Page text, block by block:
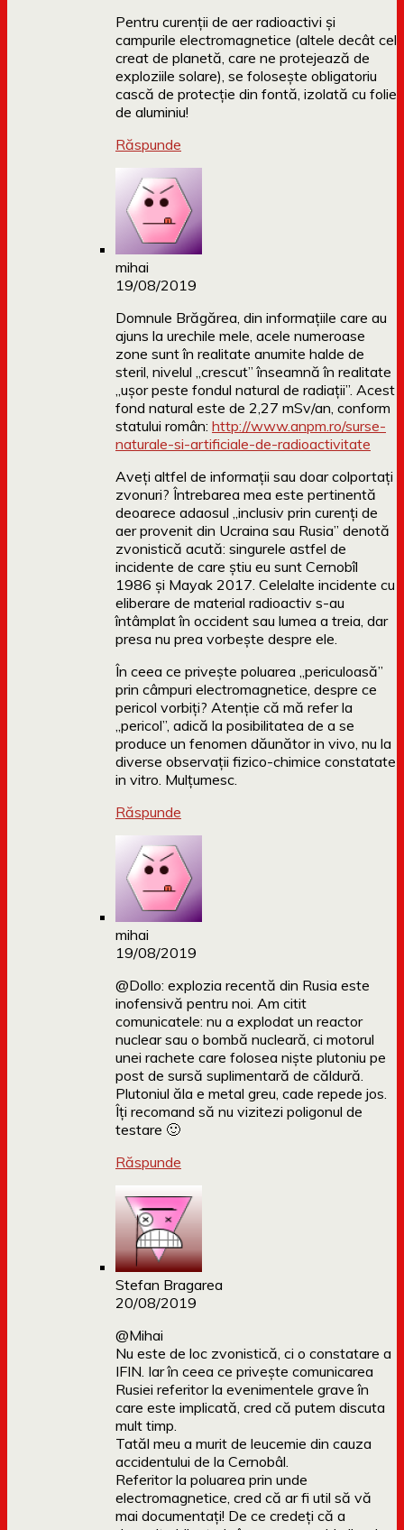
Pentru curenții de aer radioactivi și
campurile electromagnetice (altele decât cel
creat de planetă, care ne protejează de
exploziile solare), se folosește obligatoriu
cască de protecție din fontă, izolată cu folie
de aluminiu!
Răspunde
mihai
19/08/2019
Domnule Brăgărea, din informațiile care au
ajuns la urechile mele, acele numeroase
zone sunt în realitate anumite halde de
steril, nivelul „crescut” înseamnă în realitate
„ușor peste fondul natural de radiații”. Acest
fond natural este de 2,27 mSv/an, conform
statului român: http://www.anpm.ro/surse-
naturale-si-artificiale-de-radioactivitate
Aveți altfel de informații sau doar colportați
zvonuri? Întrebarea mea este pertinentă
deoarece adaosul „inclusiv prin curenți de
aer provenit din Ucraina sau Rusia” denotă
zvonistică acută: singurele astfel de
incidente de care știu eu sunt Cernobîl
1986 și Mayak 2017. Celelalte incidente cu
eliberare de material radioactiv s-au
întâmplat în occident sau lumea a treia, dar
presa nu prea vorbește despre ele.
În ceea ce privește poluarea „periculoasă”
prin câmpuri electromagnetice, despre ce
pericol vorbiți? Atenție că mă refer la
„pericol”, adică la posibilitatea de a se
produce un fenomen dăunător in vivo, nu la
diverse observații fizico-chimice constatate
in vitro. Mulțumesc.
Răspunde
mihai
19/08/2019
@Dollo: explozia recentă din Rusia este
inofensivă pentru noi. Am citit
comunicatele: nu a explodat un reactor
nuclear sau o bombă nucleară, ci motorul
unei rachete care folosea niște plutoniu pe
post de sursă suplimentară de căldură.
Plutoniul ăla e metal greu, cade repede jos.
Îți recomand să nu vizitezi poligonul de
testare 🙂
Răspunde
Stefan Bragarea
20/08/2019
@Mihai
Nu este de loc zvonistică, ci o constatare a
IFIN. Iar în ceea ce privește comunicarea
Rusiei referitor la evenimentele grave în
care este implicată, cred că putem discuta
mult timp.
Tatăl meu a murit de leucemie din cauza
accidentului de la Cernobâl.
Referitor la poluarea prin unde
electromagnetice, cred că ar fi util să vă
mai documentați! De ce credeți că a